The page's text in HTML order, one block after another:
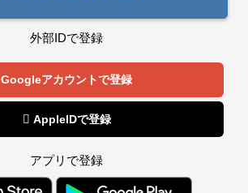
外部IDで登録
Googleアカウントで登録
 AppleIDで登録
アプリで登録